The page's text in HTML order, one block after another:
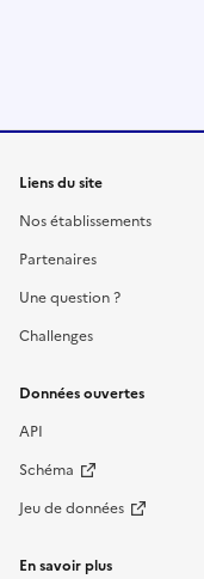
Liens du site
Nos établissements
Partenaires
Une question ?
Challenges
Données ouvertes
API
Schéma
Jeu de données
En savoir plus